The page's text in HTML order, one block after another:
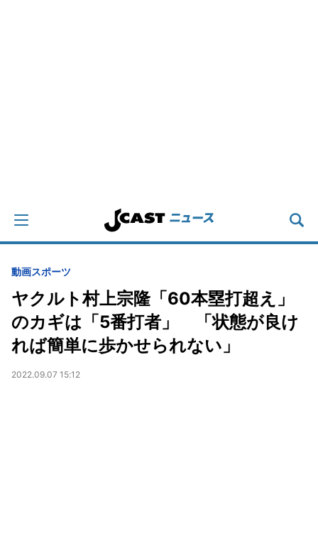
動画スポーツ
ヤクルト村上宗隆「60本塁打超え」
のカギは「5番打者」 「状態が良け
れば簡単に歩かせられない」
2022.09.07 15:12